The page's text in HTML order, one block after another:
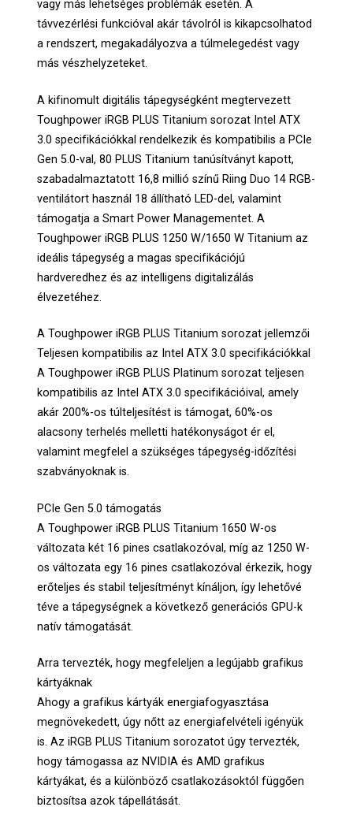
vagy más lehetséges problémák esetén. A
távvezérlési funkcióval akár távolról is kikapcsolhatod
a rendszert, megakadályozva a túlmelegedést vagy
más vészhelyzeteket.
A kifinomult digitális tápegységként megtervezett
Toughpower iRGB PLUS Titanium sorozat Intel ATX
3.0 specifikációkkal rendelkezik és kompatibilis a PCIe
Gen 5.0-val, 80 PLUS Titanium tanúsítványt kapott,
szabadalmaztatott 16,8 millió színű Riing Duo 14 RGB-
ventilátort használ 18 állítható LED-del, valamint
támogatja a Smart Power Managementet. A
Toughpower iRGB PLUS 1250 W/1650 W Titanium az
ideális tápegység a magas specifikációjú
hardveredhez és az intelligens digitalizálás
élvezetéhez.
A Toughpower iRGB PLUS Titanium sorozat jellemzői
Teljesen kompatibilis az Intel ATX 3.0 specifikációkkal
A Toughpower iRGB PLUS Platinum sorozat teljesen
kompatibilis az Intel ATX 3.0 specifikációival, amely
akár 200%-os túlteljesítést is támogat, 60%-os
alacsony terhelés melletti hatékonyságot ér el,
valamint megfelel a szükséges tápegység-időzítési
szabványoknak is.
PCIe Gen 5.0 támogatás
A Toughpower iRGB PLUS Titanium 1650 W-os
változata két 16 pines csatlakozóval, míg az 1250 W-
os változata egy 16 pines csatlakozóval érkezik, hogy
erőteljes és stabil teljesítményt kínáljon, így lehetővé
téve a tápegységnek a következő generációs GPU-k
natív támogatását.
Arra tervezték, hogy megfeleljen a legújabb grafikus
kártyáknak
Ahogy a grafikus kártyák energiafogyasztása
megnövekedett, úgy nőtt az energiafelvételi igényük
is. Az iRGB PLUS Titanium sorozatot úgy tervezték,
hogy támogassa az NVIDIA és AMD grafikus
kártyákat, és a különböző csatlakozásoktól függően
biztosítsa azok tápellátását.